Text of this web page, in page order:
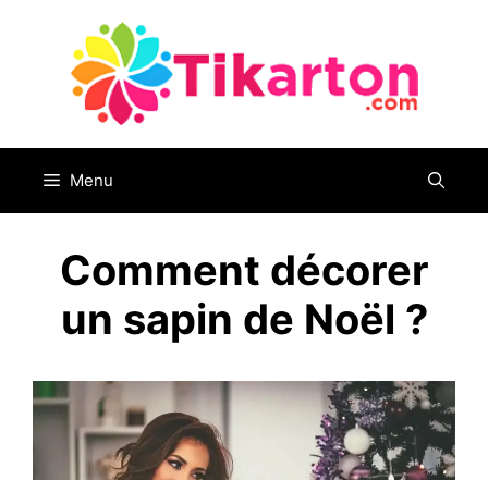
Menu
Comment décorer
un sapin de Noël ?